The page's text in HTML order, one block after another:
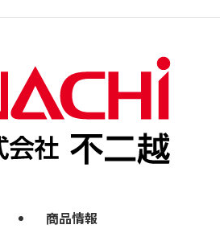
商品情報